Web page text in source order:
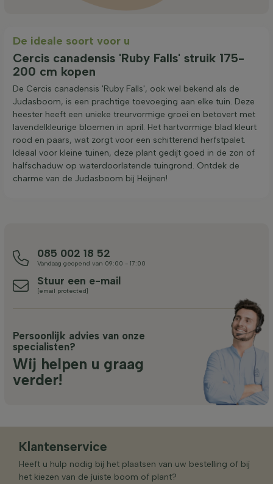
De ideale soort voor u
Cercis canadensis 'Ruby Falls' struik 175-
200 cm kopen
De Cercis canadensis 'Ruby Falls', ook wel bekend als de
Judasboom, is een prachtige toevoeging aan elke tuin. Deze
heester heeft een unieke treurvormige groei en betovert met
lavendelkleurige bloemen in april. Het hartvormige blad kleurt
rood en paars, wat zorgt voor een schitterend herfstpalet.
Ideaal voor kleine tuinen, deze plant gedijt goed in de zon of
halfschaduw op waterdoorlatende tuingrond. Ontdek de
charme van de Judasboom bij Heijnen!
085 002 18 52
Vandaag geopend van 09:00 - 17:00
Stuur een e-mail
[email protected]
Persoonlijk advies van onze
specialisten?
Wij helpen u graag
verder!
Klantenservice
Heeft u hulp nodig bij het plaatsen van uw bestelling of bij
het kiezen van de juiste boom of plant?